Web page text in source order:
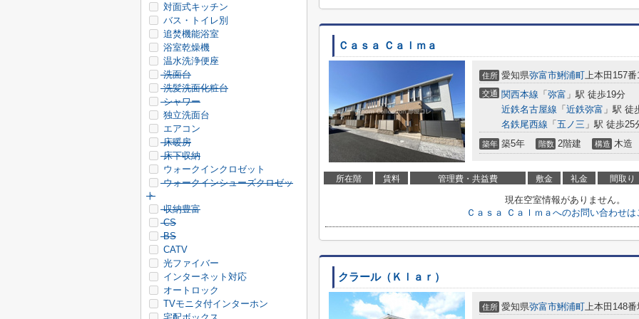
Ｃａｓａ Ｃａｌｍａ
住所 愛知県弥富市鯏浦町上本田157番
交通 関西本線 「 弥富 」駅 徒歩19分
近鉄名古屋線 「 近鉄弥富 」駅 徒
名鉄尾西線 「 五ノ三 」駅 徒歩25
築年 築5年 階数 2階建 構造 木造
所在階 賃料 管理費・共益費 敷金 礼金 間取り
現在空室情報がありません。
Ｃａｓａ Ｃａｌｍａへのお問い合わせは
クラール（Ｋｌａｒ）
住所 愛知県弥富市鯏浦町上本田148番
対面式キッチン
バス・トイレ別
追焚機能浴室
浴室乾燥機
温水洗浄便座
洗面台
洗髪洗面化粧台
シャワー
独立洗面台
エアコン
床暖房
床下収納
ウォークインクロゼット
ウォークインシューズクロゼッ
ト
収納豊富
CS
BS
CATV
光ファイバー
インターネット対応
オートロック
TVモニタ付インターホン